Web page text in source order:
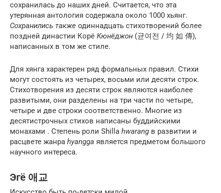
сохранилась до наших дней. Считается, что эта
утерянная антология содержала около 1000 хьянг.
Сохранились также одиннадцать стихотворений более
поздней династии Корё Кюнёджон (균여전 / 均 如 傳),
написанных в том же стиле.
Для хянга характерен ряд формальных правил. Стихи
могут состоять из четырех, восьми или десяти строк.
Стихотворения из десяти строк являются наиболее
развитыми, они разделены на три части по четыре,
четыре и две строки соответственно. Многие из
десятистрочных стихов написаны буддийскими
монахами . Степень роли Shilla hwarang в развитии и
расцвете жанра hyangga является предметом большого
научного интереса.
Эгё 애교